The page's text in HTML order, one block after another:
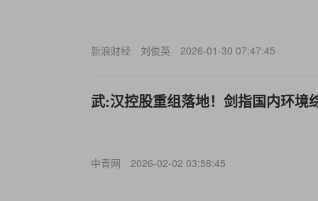
新浪财经 刘俊英 2026-01-30 07:47:45
武:汉控股重组落地！剑指国内环境
中青网 2026-02-02 03:58:45